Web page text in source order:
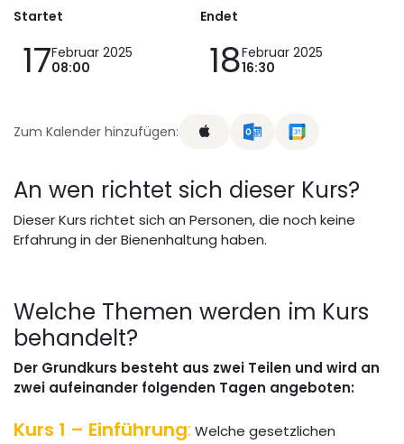
Startet
17Februar 2025
08:00
Endet
18Februar 2025
16:30
Zum Kalender hinzufügen:
An wen richtet sich dieser Kurs?
Dieser Kurs richtet sich an Personen, die noch keine
Erfahrung in der Bienenhaltung haben.
Welche Themen werden im Kurs
behandelt?
Der Grundkurs besteht aus zwei Teilen und wird an
zwei aufeinander folgenden Tagen angeboten:
Kurs 1 – Einführung: Welche gesetzlichen